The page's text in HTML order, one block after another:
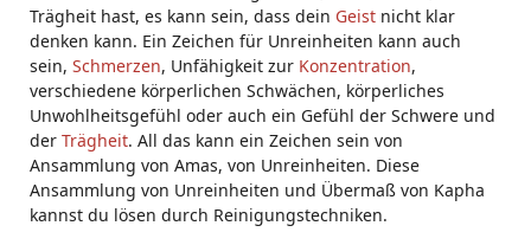
Trägheit hast, es kann sein, dass dein Geist nicht klar
denken kann. Ein Zeichen für Unreinheiten kann auch
sein, Schmerzen, Unfähigkeit zur Konzentration,
verschiedene körperlichen Schwächen, körperliches
Unwohlheitsgefühl oder auch ein Gefühl der Schwere und
der Trägheit. All das kann ein Zeichen sein von
Ansammlung von Amas, von Unreinheiten. Diese
Ansammlung von Unreinheiten und Übermaß von Kapha
kannst du lösen durch Reinigungstechniken.